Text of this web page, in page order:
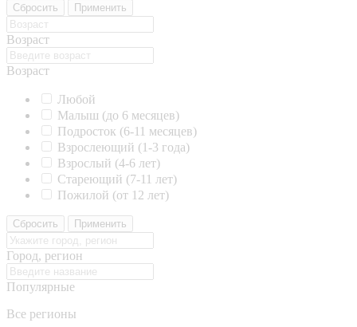
Сбросить Применить
Возраст
Возраст
Любой
Малыш (до 6 месяцев)
Подросток (6-11 месяцев)
Взрослеющий (1-3 года)
Взрослый (4-6 лет)
Стареющий (7-11 лет)
Пожилой (от 12 лет)
Сбросить Применить
Город, регион
Популярные
Все регионы